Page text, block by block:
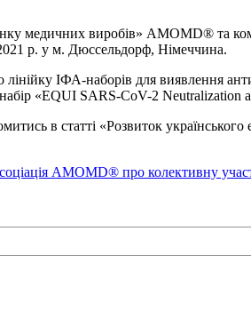
медичних виробів» AMOMD® та
р. у м. Дюссельдорф, Німеччина.
ІФА-наборів для виявлення
набір «EQUI SARS-CoV-2 Neutralization
в статті «Розвиток
AMOMD® про колективну